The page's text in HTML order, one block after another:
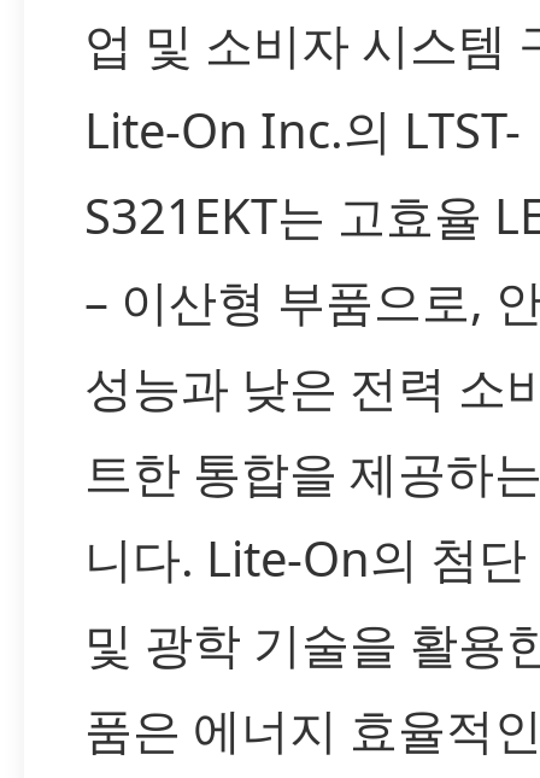
업 및 소비자 시스템
Lite-On Inc.의 LTST-
S321EKT는 고효율
– 이산형 부품으로,
성능과 낮은 전력 소
트한 통합을 제공하
니다. Lite-On의 첨
및 광학 기술을 활용
품은 에너지 효율적